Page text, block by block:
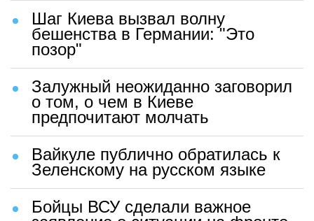
Шаг Киева вызвал волну
бешенства в Германии: "Это
позор"
Залужный неожиданно заговорил
о том, о чем в Киеве
предпочитают молчать
Вайкуле публично обратилась к
Зеленскому на русском языке
Бойцы ВСУ сделали важное